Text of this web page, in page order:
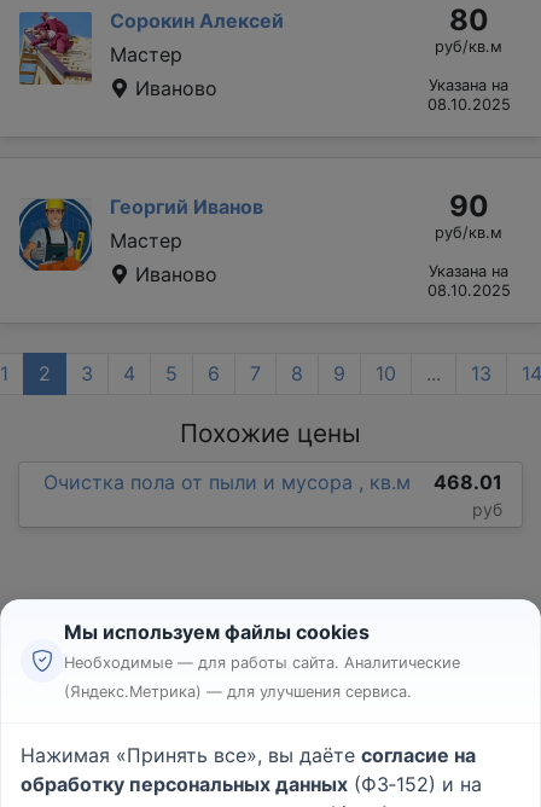
Сорокин Алексей
Мастер
Иваново
80
руб/кв.м
Указана на
08.10.2025
Георгий Иванов
Мастер
Иваново
90
руб/кв.м
Указана на
08.10.2025
1 2 3 4 5 6 7 8 9 10 ... 13 14
Похожие цены
Очистка пола от пыли и мусора , кв.м 468.01
руб
Реклама
Пользовательское соглашение
Политика конфиденциальности
Мы используем файлы cookies
Необходимые — для работы сайта. Аналитические
(Яндекс.Метрика) — для улучшения сервиса.
Нажимая «Принять все», вы даёте согласие на
обработку персональных данных (ФЗ‑152) и на